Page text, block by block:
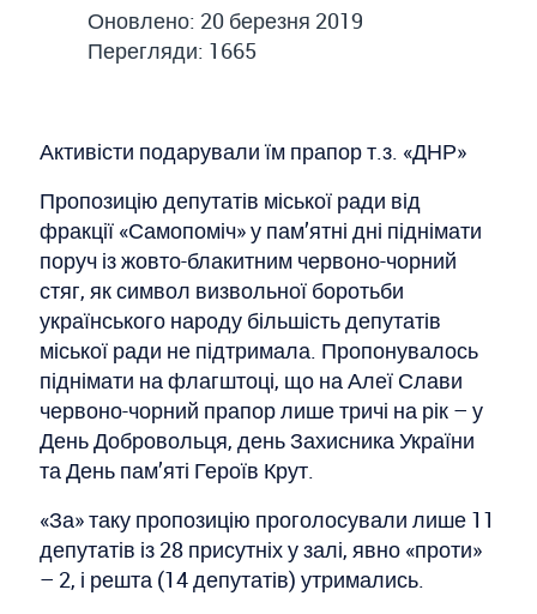
Оновлено: 20 березня 2019
Перегляди: 1665
Активісти подарували їм прапор т.з. «ДНР»
Пропозицію депутатів міської ради від
фракції «Самопоміч» у пам’ятні дні піднімати
поруч із жовто-блакитним червоно-чорний
стяг, як символ визвольної боротьби
українського народу більшість депутатів
міської ради не підтримала. Пропонувалось
піднімати на флагштоці, що на Алеї Слави
червоно-чорний прапор лише тричі на рік – у
День Добровольця, день Захисника України
та День пам’яті Героїв Крут.
«За» таку пропозицію проголосували лише 11
депутатів із 28 присутніх у залі, явно «проти»
– 2, і решта (14 депутатів) утримались.